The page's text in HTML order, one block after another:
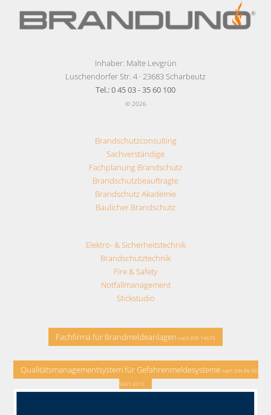
Inhaber: Malte Levgrün
Luschendorfer Str. 4 · 23683 Scharbeutz
Tel.: 0 45 03 - 35 60 100
© 2026
Brandschutzconsulting
Sachverständige
Fachplanung Brandschutz
Brandschutzbeauftragte
Brandschutz Akademie
Baulicher Brandschutz
Elektro- & Sicherheitstechnik
Brandschutztechnik
Fire & Safety
Notfallmanagement
Stickstudio
Fachfirma für Brandmeldeanlagen nach DIN 14675
Qualitätsmanagementsystem für Gefahrenmeldesysteme nach DIN EN ISO
9001:2015